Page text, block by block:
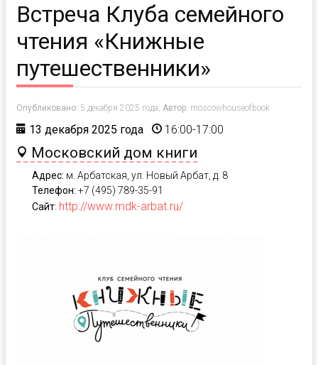
Встреча Клуба семейного
чтения «Книжные
путешественники»
Опубликовано: 5 декабря 2025 года; Автор: moscowhouseofbook
13 декабря 2025 года 16:00-17:00
Московский дом книги
Адрес: м. Арбатская, ул. Новый Арбат, д. 8
Телефон: +7 (495) 789-35-91
Сайт: http://www.mdk-arbat.ru/